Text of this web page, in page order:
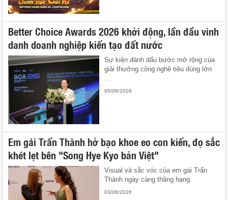
Better Choice Awards 2026 khởi động, lần đầu vinh
danh doanh nghiệp kiến tạo đất nước
Sự kiện đánh dấu bước mở rộng của
giải thưởng công nghệ tiêu dùng lớn
...
05/08/2026
Em gái Trấn Thành hở bạo khoe eo con kiến, đọ sắc
khét lẹt bên "Song Hye Kyo bản Việt"
Visual và sắc vóc của em gái Trấn
Thành ngày càng thăng hạng.
03/08/2026